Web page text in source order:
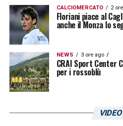
CALCIOMERCATO 2
Floriani piace al
anche il Monza lo
NEWS 3 ore ago
CRAI Sport Center
per i rossoblù
VIDEO